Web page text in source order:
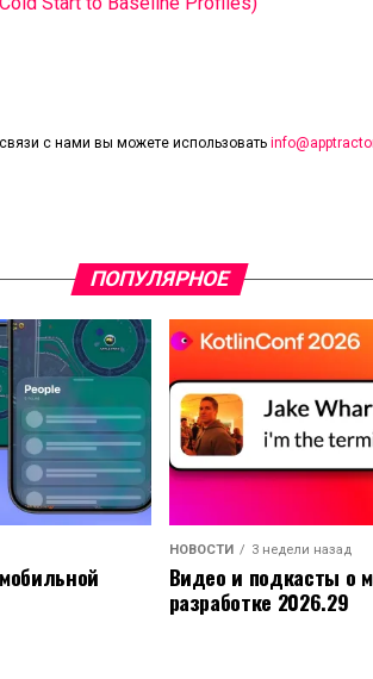
с нами вы можете использовать
ПОПУЛЯРНОЕ
НОВОСТИ 3 недели назад
Видео и подкасты о
разработке 2026.29